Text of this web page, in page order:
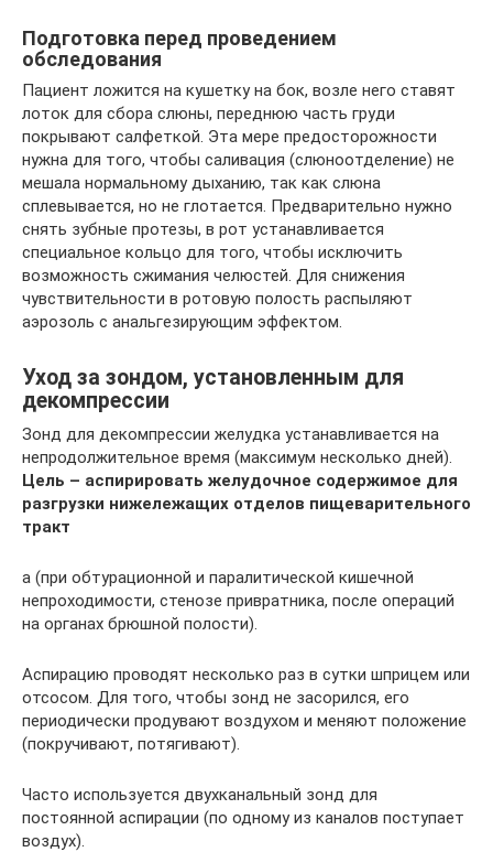
Подготовка перед проведением
обследования
Пациент ложится на кушетку на бок, возле него ставят
лоток для сбора слюны, переднюю часть груди
покрывают салфеткой. Эта мере предосторожности
нужна для того, чтобы саливация (слюноотделение) не
мешала нормальному дыханию, так как слюна
сплевывается, но не глотается. Предварительно нужно
снять зубные протезы, в рот устанавливается
специальное кольцо для того, чтобы исключить
возможность сжимания челюстей. Для снижения
чувствительности в ротовую полость распыляют
аэрозоль с анальгезирующим эффектом.
Уход за зондом, установленным для
декомпрессии
Зонд для декомпрессии желудка устанавливается на
непродолжительное время (максимум несколько дней).
Цель – аспирировать желудочное содержимое для
разгрузки нижележащих отделов пищеварительного
тракт
а (при обтурационной и паралитической кишечной
непроходимости, стенозе привратника, после операций
на органах брюшной полости).
Аспирацию проводят несколько раз в сутки шприцем или
отсосом. Для того, чтобы зонд не засорился, его
периодически продувают воздухом и меняют положение
(покручивают, потягивают).
Часто используется двухканальный зонд для
постоянной аспирации (по одному из каналов поступает
воздух).